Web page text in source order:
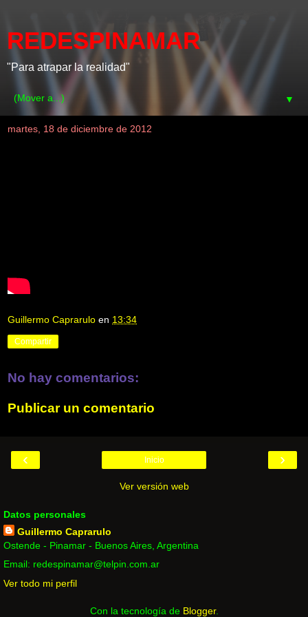
REDESPINAMAR
"Para atrapar la realidad"
▼
martes, 18 de diciembre de 2012
Guillermo Caprarulo en 13:34
Compartir
No hay comentarios:
Publicar un comentario
‹ ›
Inicio
Ver versión web
Datos personales
Guillermo Caprarulo
Ostende - Pinamar - Buenos Aires, Argentina
Email: redespinamar@telpin.com.ar
Ver todo mi perfil
Con la tecnología de Blogger.